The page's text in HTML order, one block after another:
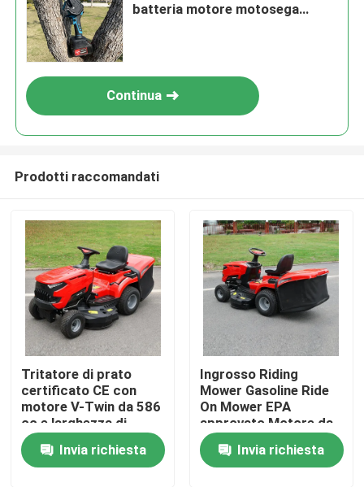
Invia
Casa.
Prodotti
batteria motore motosega
Continua
Prodotti raccomandati
Tritatore di prato
certificato CE con
motore V-Twin da 586
cc e larghezza di
taglio di 40,2 pollici
con catturatore di
erba da 245 litri
Invia richiesta
Ingrosso Riding
Mower Gasoline Ride
On Mower EPA
approvato Motore da
420cc 38" Larghezza
di taglio Tractor per
prato OEM supporto
Invia richiesta